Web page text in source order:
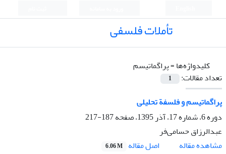
تأملات فلسفی
کلیدواژه‌ها =پراگماتیسم
تعداد مقالات:
1
پراگماتیسم و فلسفة تحلیلی
دوره 6، شماره 17، آذر 1395، صفحه
187-217
عبدالرزاق حسامی‌فر
مشاهده مقاله
اصل مقاله 6.06 M